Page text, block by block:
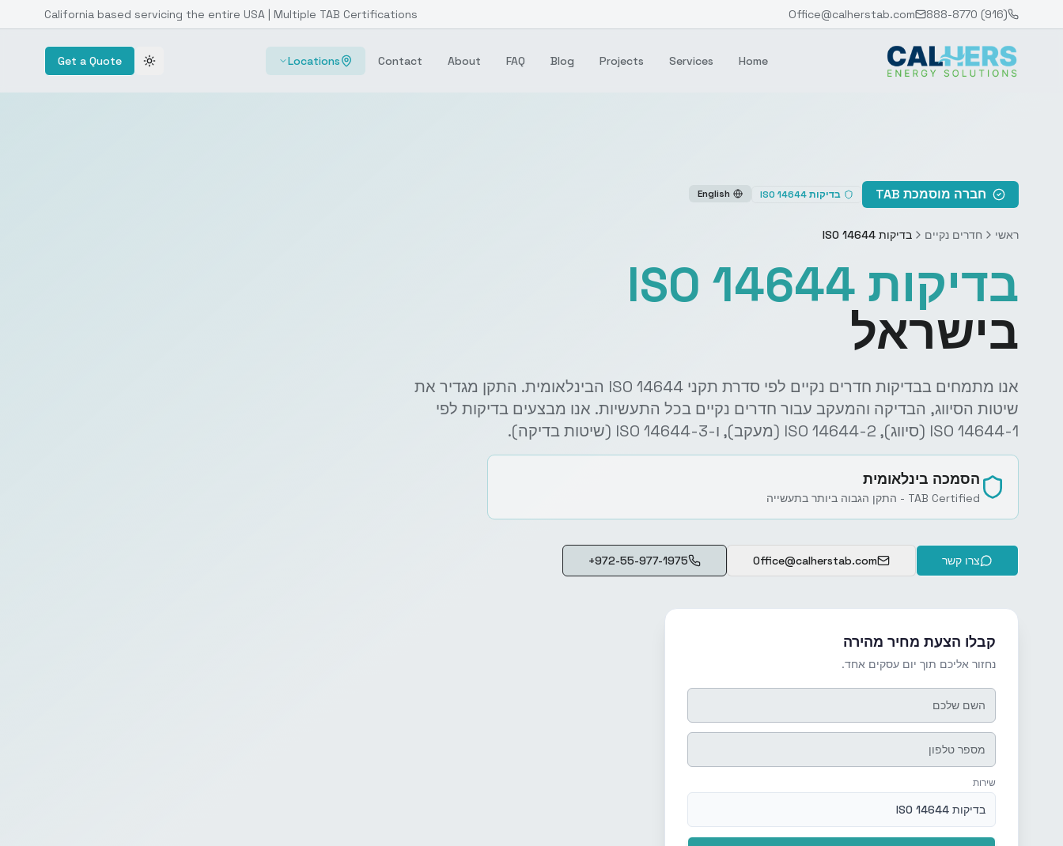
(916) 888-8770
Office@calherstab.com
California based servicing the entire USA | Multiple TAB Certifications
Home
Services
Projects
Blog
FAQ
About
Contact
Locations
Toggle theme
Get a Quote
חברה מוסמכת TAB בדיקות ISO 14644 English
ראשי חדרים נקיים בדיקות ISO 14644
בדיקות ISO 14644
בישראל
אנו מתמחים בבדיקות חדרים נקיים לפי סדרת תקני ISO 14644 הבינלאומית. התקן מגדיר את
שיטות הסיווג, הבדיקה והמעקב עבור חדרים נקיים בכל התעשיות. אנו מבצעים בדיקות לפי
ISO 14644-1 (סיווג), ISO 14644-2 (מעקב), ו-ISO 14644-3 (שיטות בדיקה).
הסמכה בינלאומית
TAB Certified - התקן הגבוה ביותר בתעשייה
צרו קשר Office@calherstab.com
+972-55-977-1975
קבלו הצעת מחיר מהירה
נחזור אליכם תוך יום עסקים אחד.
שירות
בדיקות ISO 14644